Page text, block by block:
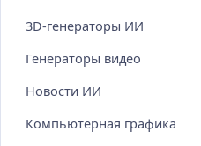
3D-генераторы ИИ
Генераторы видео
Новости ИИ
Компьютерная графика